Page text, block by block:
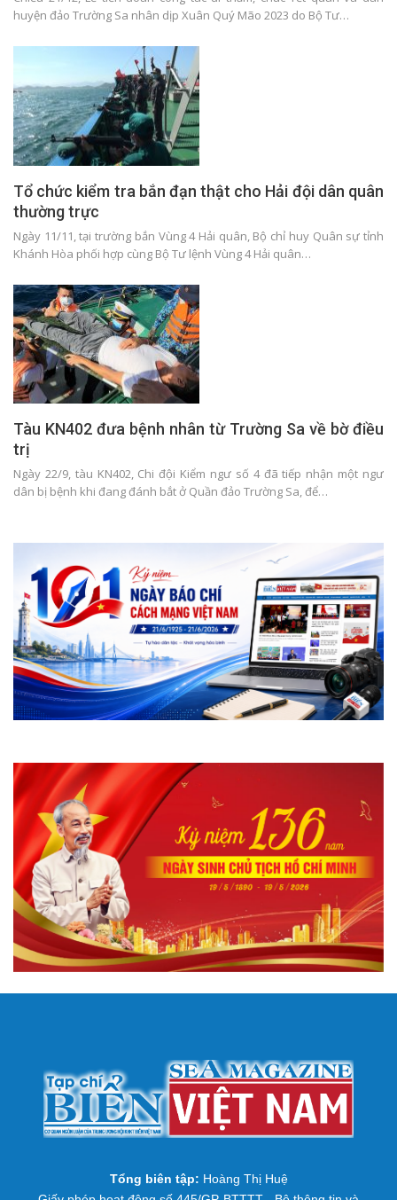
huyện đảo Trường Sa nhân dịp Xuân Quý Mão 2023 do Bộ Tư…
Tổ chức kiểm tra bắn đạn thật cho Hải đội dân quân
thường trực
Ngày 11/11, tại trường bắn Vùng 4 Hải quân, Bộ chỉ huy Quân sự tỉnh
Khánh Hòa phối hợp cùng Bộ Tư lệnh Vùng 4 Hải quân…
Tàu KN402 đưa bệnh nhân từ Trường Sa về bờ điều
trị
Ngày 22/9, tàu KN402, Chi đội Kiểm ngư số 4 đã tiếp nhận một ngư
dân bị bệnh khi đang đánh bắt ở Quần đảo Trường Sa, để…
Tổng biên tập: Hoàng Thị Huệ